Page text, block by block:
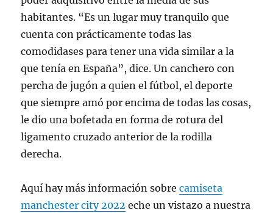
habitantes. “Es un lugar muy tranquilo que
cuenta con prácticamente todas las
comodidases para tener una vida similar a la
que tenía en España”, dice. Un canchero con
percha de jugón a quien el fútbol, el deporte
que siempre amó por encima de todas las cosas,
le dio una bofetada en forma de rotura del
ligamento cruzado anterior de la rodilla
derecha.
Aquí hay más información sobrecamiseta
manchester city 2022 eche un vistazo a nuestra